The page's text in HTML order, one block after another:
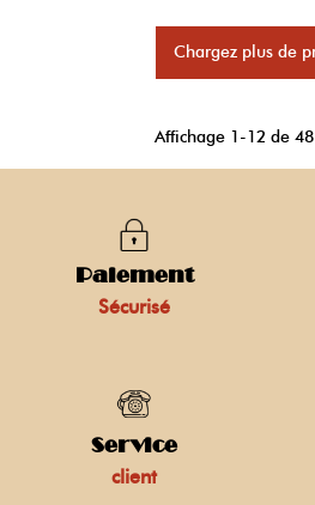
Chargez plus de
Affichage 1-12 de
Paiement
Sécurisé
Service
client